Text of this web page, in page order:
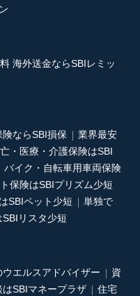
海外送金ならSBIレミッ
ならSBI損保
業界最安
・医療・介護保険はSBI
バイク・自転車用車両保険
保険はSBIプリズム少短
SBIペット少短
単独で
リスタ少短
エルスアドバイザー
資
SBIマネープラザ
住宅